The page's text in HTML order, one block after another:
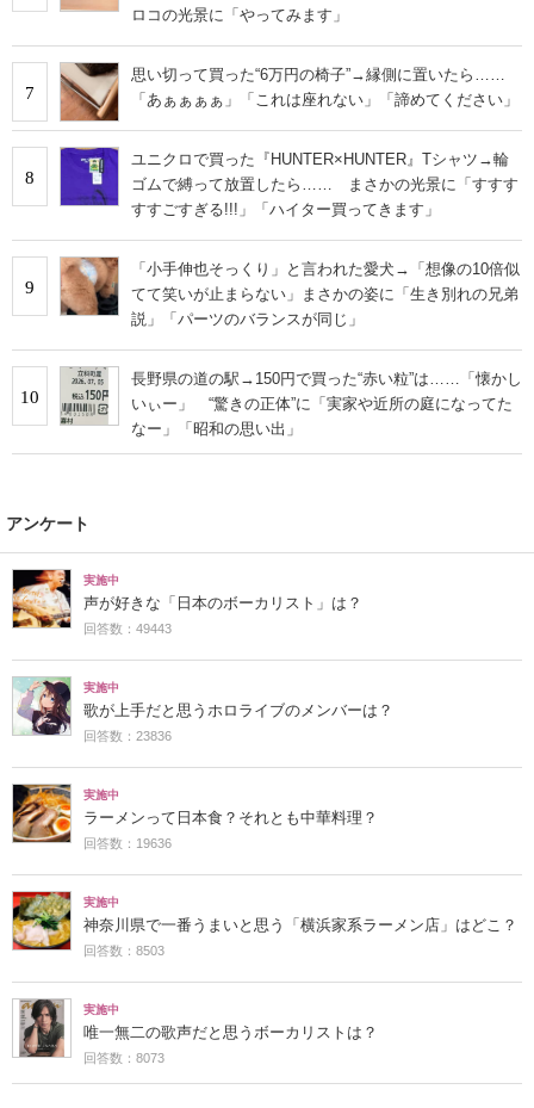
ロコの光景に「やってみます」
7
思い切って買った“6万円の椅子”→縁側に置いたら……
「あぁぁぁぁ」「これは座れない」「諦めてください」
8
ユニクロで買った『HUNTER×HUNTER』Tシャツ→輪
ゴムで縛って放置したら…… まさかの光景に「すすす
すすごすぎる!!!」「ハイター買ってきます」
9
「小手伸也そっくり」と言われた愛犬→「想像の10倍似
てて笑いが止まらない」まさかの姿に「生き別れの兄弟
説」「パーツのバランスが同じ」
10
長野県の道の駅→150円で買った“赤い粒”は……「懐かし
いぃー」 “驚きの正体”に「実家や近所の庭になってた
なー」「昭和の思い出」
アンケート
実施中
声が好きな「日本のボーカリスト」は？
回答数：49443
実施中
歌が上手だと思うホロライブのメンバーは？
回答数：23836
実施中
ラーメンって日本食？それとも中華料理？
回答数：19636
実施中
神奈川県で一番うまいと思う「横浜家系ラーメン店」はどこ？
回答数：8503
実施中
唯一無二の歌声だと思うボーカリストは？
回答数：8073